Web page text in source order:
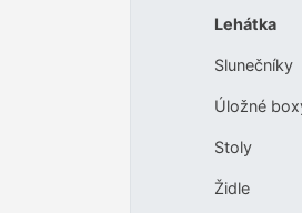
Lehátka
Slunečníky
Úložné
Stoly
Židle